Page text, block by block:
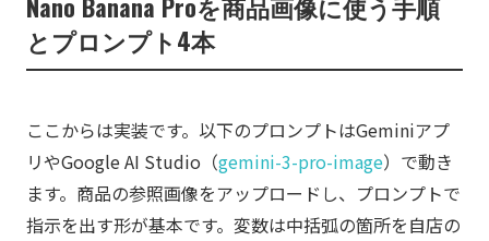
とプロンプト4本
ここからは実装です。以下のプロンプトはGeminiアプ
リやGoogle AI Studio（gemini-3-pro-image）で動き
ます。商品の参照画像をアップロードし、プロンプトで
指示を出す形が基本です。変数は中括弧の箇所を自店の